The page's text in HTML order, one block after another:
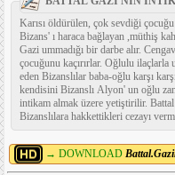
Karısı öldürülen, çok sevdiği
Bizans' ı haraca bağlayan ,müthiş
Gazi ummadığı bir darbe alır.
çocuğunu kaçırırlar. Oğlulu ilaçlarla
eden Bizanslılar baba-oğlu karşı
kendisini Bizanslı Alyon' un oğlu
intikam almak üzere yetiştirilir.
Bizanslılara hakkettikleri cezayı
→ DOWNLOAD